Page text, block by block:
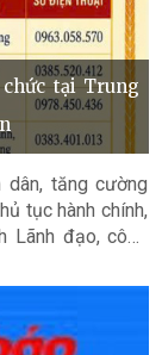
tại Trung
tăng cường
tục hành chính,
đạo, công
phụ trách lĩnh